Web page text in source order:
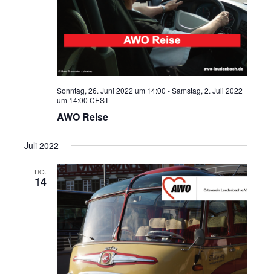
AWO Reise
Sonntag, 26. Juni 2022 um 14:00 -Samstag, 2. Juli 2022
um 14:00 CEST
Juli 2022
DO.
14